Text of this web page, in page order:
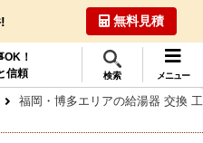
無料見積
！
信頼
検索 メニュー
福岡・博多エリアの給湯器 交換